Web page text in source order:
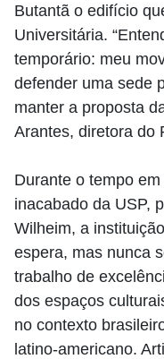
Butantã o edifício
Universitária.
temporário: meu
defender uma sede
manter a proposta
Arantes, diretora do
Durante o tempo
inacabado da USP,
Wilheim, a
espera, mas nunca
trabalho de
dos espaços
no contexto
latino-americano.